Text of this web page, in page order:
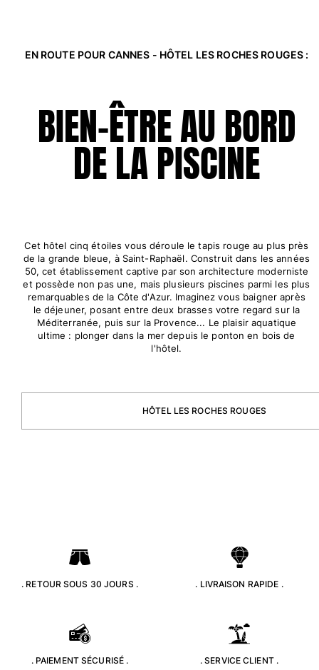
Jeux de plage
Porte-clés
Tous les articles
Bijoux et Montres
CADEAUX
INSPIRATIONS
LES PLAGES VILEBREQUIN
E-CARTE CADEAU
Portail des retours
EN ROUTE POUR CANNES - HÔTEL LES ROCHES ROUGES :
BIEN-ÊTRE AU BORD
DE LA PISCINE
Cet hôtel cinq étoiles vous déroule le tapis rouge au plus près
de la grande bleue, à Saint-Raphaël. Construit dans les années
50, cet établissement captive par son architecture moderniste
et possède non pas une, mais plusieurs piscines parmi les plus
remarquables de la Côte d'Azur. Imaginez vous baigner après
le déjeuner, posant entre deux brasses votre regard sur la
Méditerranée, puis sur la Provence... Le plaisir aquatique
ultime : plonger dans la mer depuis le ponton en bois de
l'hôtel.
HÔTEL LES ROCHES ROUGES
. RETOUR SOUS 30 JOURS . . LIVRAISON RAPIDE .
. PAIEMENT SÉCURISÉ . . SERVICE CLIENT .